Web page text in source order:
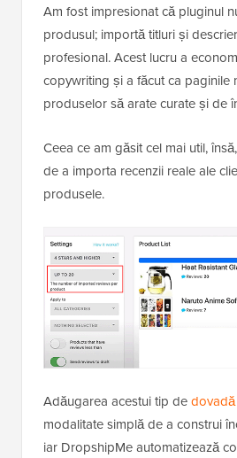
Am fost impresionat că pluginul
produsul; importă titluri și
profesional. Acest lucru a
copywriting și a făcut ca paginile
produselor să arate curate și de
Ceea ce am găsit cel mai util,
de a importa recenzii reale ale
produsele.
Adăugarea acestui tip de
modalitate simplă de a construi
iar DropshipMe automatizează